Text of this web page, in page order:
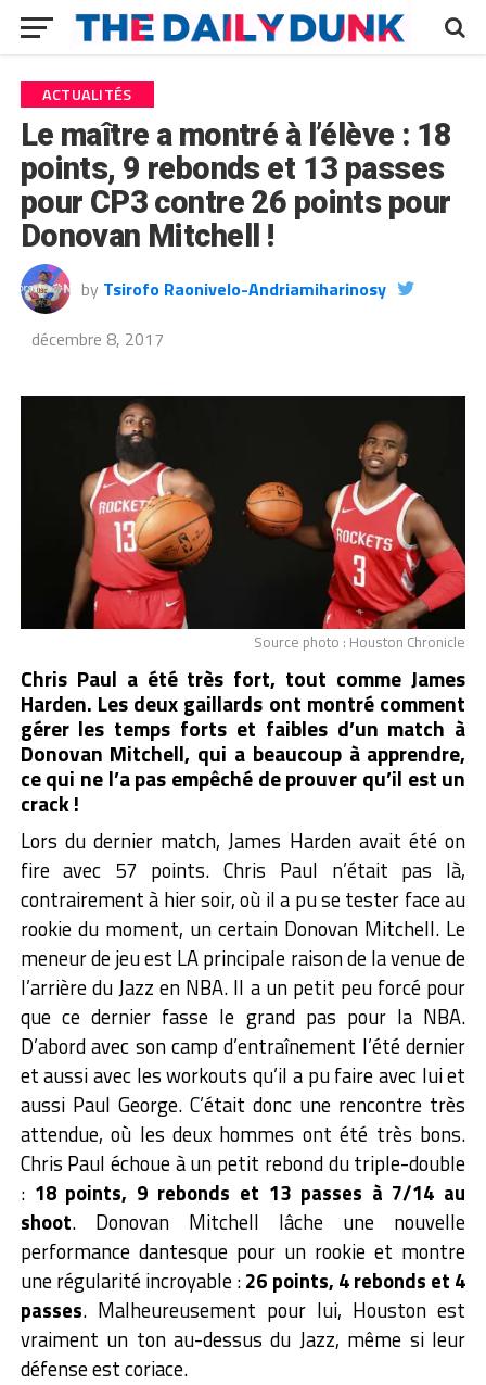
ACTUALITÉS
Le maître a montré à l’élève : 18
points, 9 rebonds et 13 passes
pour CP3 contre 26 points pour
Donovan Mitchell !
by Tsirofo Raonivelo-Andriamiharinosy
décembre 8, 2017
Source photo : Houston Chronicle
Chris Paul a été très fort, tout comme James
Harden. Les deux gaillards ont montré comment
gérer les temps forts et faibles d’un match à
Donovan Mitchell, qui a beaucoup à apprendre,
ce qui ne l’a pas empêché de prouver qu’il est un
crack !
Lors du dernier match, James Harden avait été on
fire avec 57 points. Chris Paul n’était pas là,
contrairement à hier soir, où il a pu se tester face au
rookie du moment, un certain Donovan Mitchell. Le
meneur de jeu est LA principale raison de la venue de
l’arrière du Jazz en NBA. Il a un petit peu forcé pour
que ce dernier fasse le grand pas pour la NBA.
D’abord avec son camp d’entraînement l’été dernier
et aussi avec les workouts qu’il a pu faire avec lui et
aussi Paul George. C’était donc une rencontre très
attendue, où les deux hommes ont été très bons.
Chris Paul échoue à un petit rebond du triple-double
: 18 points, 9 rebonds et 13 passes à 7/14 au
shoot. Donovan Mitchell lâche une nouvelle
performance dantesque pour un rookie et montre
une régularité incroyable :26 points, 4 rebonds et 4
passes. Malheureusement pour lui, Houston est
vraiment un ton au-dessus du Jazz, même si leur
défense est coriace.